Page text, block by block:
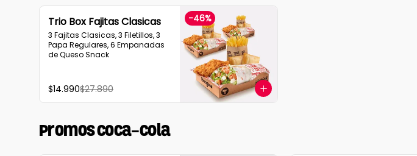
-46%
Trio Box Fajitas Clasicas
3 Fajitas Clasicas, 3 Filetillos, 3
Papa Regulares, 6 Empanadas
de Queso Snack
$14.990$27.890
Promos Coca-Cola